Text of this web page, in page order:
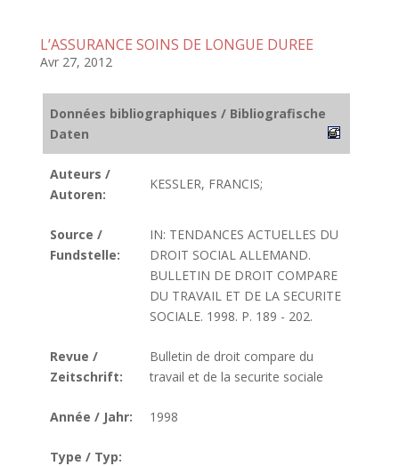
L’ASSURANCE SOINS DE LONGUE DUREE
Avr 27, 2012
Données bibliographiques / Bibliografische
Daten
Auteurs /
Autoren:
KESSLER, FRANCIS;
Source /
Fundstelle:
IN: TENDANCES ACTUELLES DU
DROIT SOCIAL ALLEMAND.
BULLETIN DE DROIT COMPARE
DU TRAVAIL ET DE LA SECURITE
SOCIALE. 1998. P. 189 - 202.
Revue /
Zeitschrift:
Bulletin de droit compare du
travail et de la securite sociale
Année / Jahr: 1998
Type / Typ: